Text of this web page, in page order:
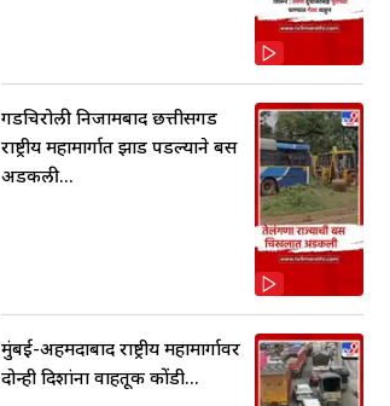
गडचिरोली निजामबाद छत्तीसगड
राष्ट्रीय महामार्गात झाड पडल्याने बस
अडकली...
मुंबई-अहमदाबाद राष्ट्रीय महामार्गावर
दोन्ही दिशांना वाहतूक कोंडी...